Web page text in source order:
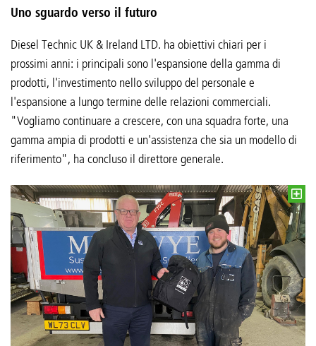
Uno sguardo verso il futuro
Diesel Technic UK & Ireland LTD. ha obiettivi chiari per i
prossimi anni: i principali sono l'espansione della gamma di
prodotti, l'investimento nello sviluppo del personale e
l'espansione a lungo termine delle relazioni commerciali.
"Vogliamo continuare a crescere, con una squadra forte, una
gamma ampia di prodotti e un'assistenza che sia un modello di
riferimento", ha concluso il direttore generale.